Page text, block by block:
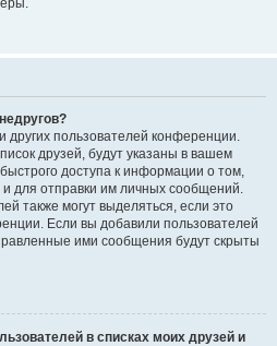
других пользователей конференции.
друзей, будут указаны в вашем
доступа к информации о том,
и для отправки им личных сообщений.
также могут выделяться, если это
Если вы добавили пользователей
ими сообщения будут скрыты
в списках моих друзей и